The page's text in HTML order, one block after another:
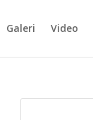
Galeri Video